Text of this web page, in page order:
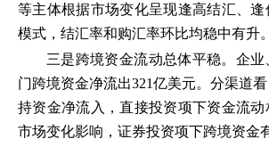
等主体根据市场变化呈现逢高结汇、
模式，结汇率和购汇率环比均稳中有升。
三是跨境资金流动总体平稳。企
门跨境资金净流出321亿美元。分渠道
持资金净流入，直接投资项下资金流
市场变化影响，证券投资项下跨境资金